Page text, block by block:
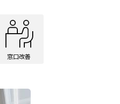
窓口改善